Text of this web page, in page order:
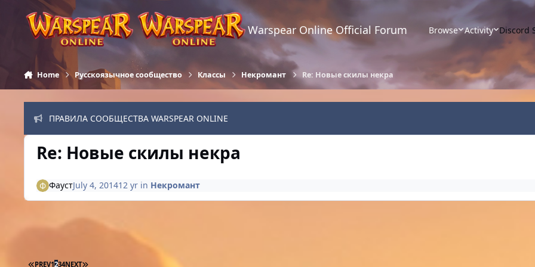
Skip to content
Warspear Online Official Forum Browse Activity Discord
Home Русскоязычное сообщество Классы Некромант Re: Новые скилы некра
ПРАВИЛА СООБЩЕСТВА WARSPEAR ONLINE
Re: Новые скилы некра
ФаустJuly 4, 201412 yr in Некромант
FIRST PAGE
PREV1234NEXT LAST PAGE